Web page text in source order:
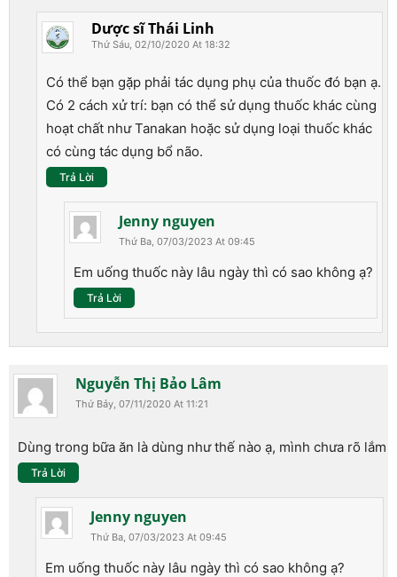
Dược sĩ Thái Linh
Thứ Sáu, 02/10/2020 At 18:32
Có thể bạn gặp phải tác dụng phụ của thuốc đó bạn ạ.
Có 2 cách xử trí: bạn có thể sử dụng thuốc khác cùng
hoạt chất như Tanakan hoặc sử dụng loại thuốc khác
có cùng tác dụng bổ não.
Trả Lời
Jenny nguyen
Thứ Ba, 07/03/2023 At 09:45
Em uống thuốc này lâu ngày thì có sao không ạ?
Trả Lời
Nguyễn Thị Bảo Lâm
Thứ Bảy, 07/11/2020 At 11:21
Dùng trong bữa ăn là dùng như thế nào ạ, mình chưa rõ lắm
Trả Lời
Jenny nguyen
Thứ Ba, 07/03/2023 At 09:45
Em uống thuốc này lâu ngày thì có sao không ạ?